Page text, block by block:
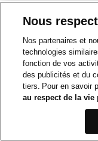
Nous
Nos partenaires et
technologies
fonction de vos
des publicités et du
tiers. Pour en savoir
au respect de la vie